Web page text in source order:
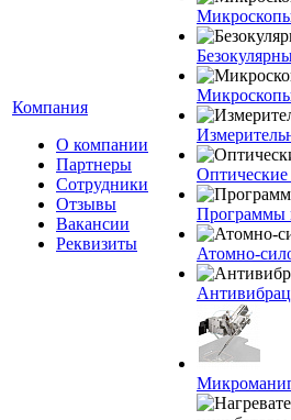
Компания
О компании
Партнеры
Сотрудники
Отзывы
Вакансии
Реквизиты
Программы
Атомно-